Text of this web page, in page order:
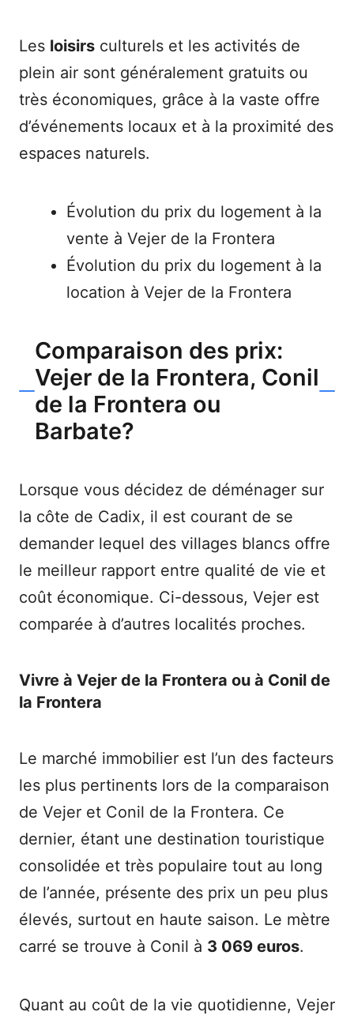
Les loisirs culturels et les activités de
plein air sont généralement gratuits ou
très économiques, grâce à la vaste offre
d’événements locaux et à la proximité des
espaces naturels.
Évolution du prix du logement à la
vente à Vejer de la Frontera
Évolution du prix du logement à la
location à Vejer de la Frontera
Comparaison des prix:
Vejer de la Frontera, Conil
de la Frontera ou
Barbate?
Lorsque vous décidez de déménager sur
la côte de Cadix, il est courant de se
demander lequel des villages blancs offre
le meilleur rapport entre qualité de vie et
coût économique. Ci-dessous, Vejer est
comparée à d’autres localités proches.
Vivre à Vejer de la Frontera ou à Conil de
la Frontera
Le marché immobilier est l’un des facteurs
les plus pertinents lors de la comparaison
de Vejer et Conil de la Frontera. Ce
dernier, étant une destination touristique
consolidée et très populaire tout au long
de l’année, présente des prix un peu plus
élevés, surtout en haute saison. Le mètre
carré se trouve à Conil à 3 069 euros.
Quant au coût de la vie quotidienne, Vejer